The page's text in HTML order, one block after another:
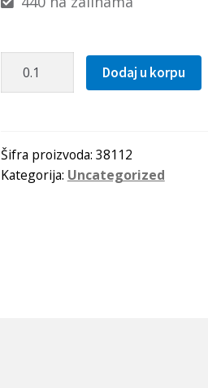
Zupcasti
Optibelt
količina
Dodaj u korpu
Šifra proizvoda: 38112
Kategorija: Uncategorized